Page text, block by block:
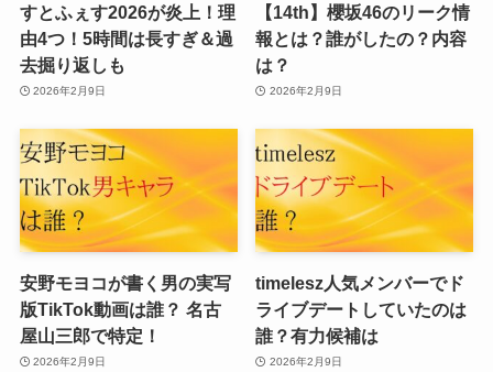
すとふぇす2026が炎上！理
由4つ！5時間は長すぎ＆過
去掘り返しも
2026年2月9日
【14th】櫻坂46のリーク情
報とは？誰がしたの？内容
は？
2026年2月9日
安野モヨコが書く男の実写
版TikTok動画は誰？ 名古
屋山三郎で特定！
2026年2月9日
timelesz人気メンバーでド
ライブデートしていたのは
誰？有力候補は
2026年2月9日